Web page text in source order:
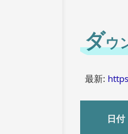
ダウ
最新:
日付